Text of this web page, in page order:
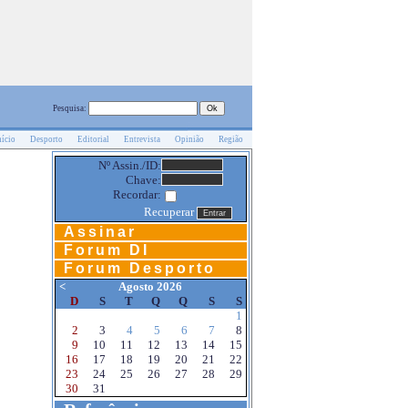
Pesquisa:
Desporto Editorial Entrevista Opinião Região
Nº Assin./ID:
Chave:
Recordar:
Recuperar
Assinar
Forum DI
Forum Desporto
<
Agosto 2026
D
S T Q Q S
S
1
2
3 4 5 6 7
8
9
10 11 12 13 14
15
16
17 18 19 20 21
22
23
24 25 26 27 28
29
30
31